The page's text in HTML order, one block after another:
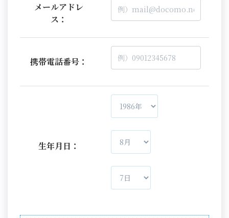
メールアドレ
ス：
携帯電話番号：
生年月日：